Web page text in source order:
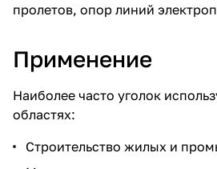
пролетов, опор линий
Применение
Наиболее часто уголок
областях:
Строительство жилых и